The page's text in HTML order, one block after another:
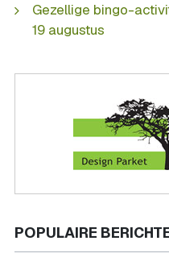
Gezellige bingo-
19 augustus
POPULAIRE